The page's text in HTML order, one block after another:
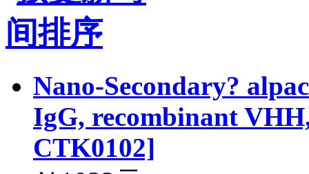
Nano-Secondary?
IgG, recombinant
CTK0102]